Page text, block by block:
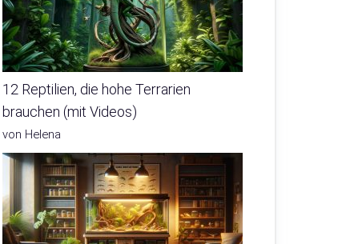
12 Reptilien, die hohe Terrarien
brauchen (mit Videos)
von Helena